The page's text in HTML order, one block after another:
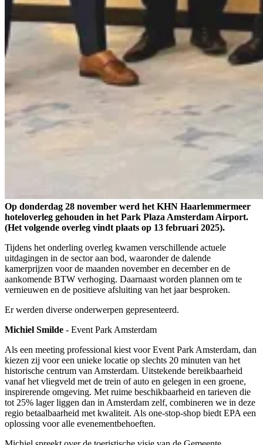
Op donderdag 28 november werd het KHN Haarlemmermeer
hoteloverleg gehouden in het Park Plaza Amsterdam Airport.
(Het volgende overleg vindt plaats op 13 februari 2025).
Tijdens het onderling overleg kwamen verschillende actuele
uitdagingen in de sector aan bod, waaronder de dalende
kamerprijzen voor de maanden november en december en de
aankomende BTW verhoging. Daarnaast worden plannen om te
vernieuwen en de positieve afsluiting van het jaar besproken.
Er werden diverse onderwerpen gepresenteerd.
Michiel Smilde - Event Park Amsterdam
Als een meeting professional kiest voor Event Park Amsterdam, dan
kiezen zij voor een unieke locatie op slechts 20 minuten van het
historische centrum van Amsterdam. Uitstekende bereikbaarheid
vanaf het vliegveld met de trein of auto en gelegen in een groene,
inspirerende omgeving. Met ruime beschikbaarheid en tarieven die
tot 25% lager liggen dan in Amsterdam zelf, combineren we in deze
regio betaalbaarheid met kwaliteit. Als one-stop-shop biedt EPA een
oplossing voor alle evenementbehoeften.